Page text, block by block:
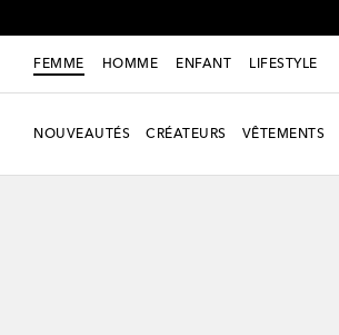
FEMME HOMME ENFANT LIFESTYLE
NOUVEAUTÉS CRÉATEURS VÊTEMENTS